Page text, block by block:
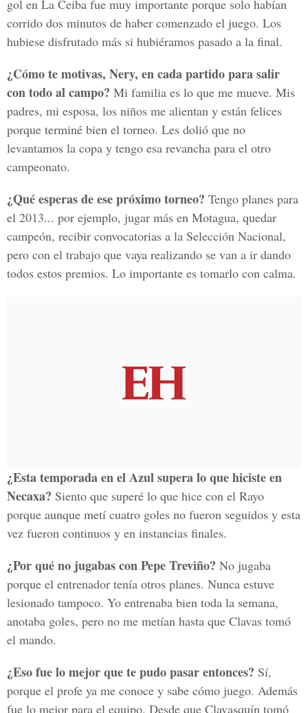
gol en La Ceiba fue muy importante porque solo habían
corrido dos minutos de haber comenzado el juego. Los
hubiese disfrutado más si hubiéramos pasado a la final.
¿Cómo te motivas, Nery, en cada partido para salir
con todo al campo? Mi familia es lo que me mueve. Mis
padres, mi esposa, los niños me alientan y están felices
porque terminé bien el torneo. Les dolió que no
levantamos la copa y tengo esa revancha para el otro
campeonato.
¿Qué esperas de ese próximo torneo? Tengo planes para
el 2013... por ejemplo, jugar más en Motagua, quedar
campeón, recibir convocatorias a la Selección Nacional,
pero con el trabajo que vaya realizando se van a ir dando
todos estos premios. Lo importante es tomarlo con calma.
¿Esta temporada en el Azul supera lo que hiciste en
Necaxa? Siento que superé lo que hice con el Rayo
porque aunque metí cuatro goles no fueron seguidos y esta
vez fueron continuos y en instancias finales.
¿Por qué no jugabas con Pepe Treviño? No jugaba
porque el entrenador tenía otros planes. Nunca estuve
lesionado tampoco. Yo entrenaba bien toda la semana,
anotaba goles, pero no me metían hasta que Clavas tomó
el mando.
¿Eso fue lo mejor que te pudo pasar entonces? Sí,
porque el profe ya me conoce y sabe cómo juego. Además
fue lo mejor para el equipo. Desde que Clavasquín tomó